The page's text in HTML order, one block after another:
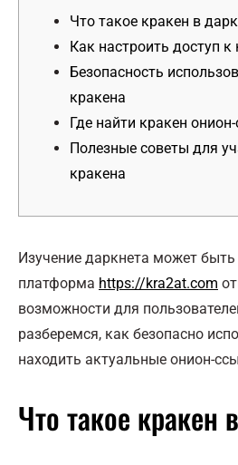
Что такое кракен в
Как настроить доступ к
Безопасность
кракена
Где найти кракен
Полезные советы для
кракена
Изучение даркнета может
платформа https://kra2at.com
возможности для
разберемся, как безопасно
находить актуальные онион-
Что такое кракен